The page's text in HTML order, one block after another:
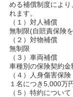
める補償制度によ
れます。
（１）対人補償
無制限(自賠責保険
（２）対物補償
無制限
（３）車両補償
車種別の保険契約金
（４）人身傷害保険
１名につき5,000万
（５）特約について